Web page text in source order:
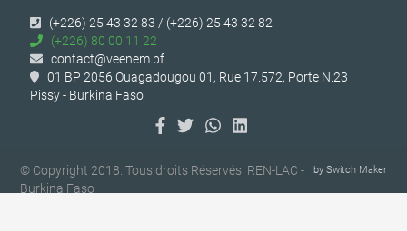
(+226) 25 43 32 83 / (+226) 25 43 32 82
(+226) 80 00 11 22
contact@veenem.bf
01 BP 2056 Ouagadougou 01, Rue 17.572, Porte N.23
Pissy - Burkina Faso
by Switch Maker
© Copyright 2018. Tous droits Réservés. REN-LAC -
Burkina Faso